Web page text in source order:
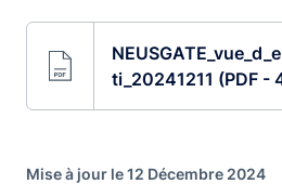
ti_20241211 (PDF -
Mise à jour le 12 Décembre 2024